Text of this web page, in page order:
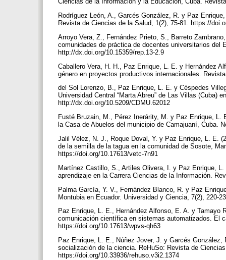
Rodríguez León, A., Garcés González, R. y Paz
Revista de Ciencias de la Salud, 1(2), 75-81. https://
Arroyo Vera, Z., Fernández Prieto, S., Barreto
comunidades de práctica de docentes universitarios del
http://dx.doi.org/10.15359/rep.13-2.9
Caballero Vera, H. H., Paz Enrique, L. E. y Hernández
género en proyectos productivos internacionales.
del Sol Lorenzo, B., Paz Enrique, L. E. y Céspedes
Universidad Central “Marta Abreu” de Las Villas (Cuba)
http://dx.doi.org/10.5209/CDMU.62012
Fusté Bruzain, M., Pérez Inerárity, M. y Paz Enrique, L.
la Casa de Abuelos del municipio de Camajuaní, Cuba.
Jalil Vélez, N. J., Roque Doval, Y. y Paz Enrique, L. E.
de la semilla de la tagua en la comunidad de Sosote,
https://doi.org/10.17613/vetc-7n91
Martínez Castillo, S., Artiles Olivera, I. y Paz Enrique,
aprendizaje en la Carrera Ciencias de la Información.
Palma García, Y. V., Fernández Blanco, R. y Paz
Montubia en Ecuador. Universidad y Ciencia, 7(2), 220-
Paz Enrique, L. E., Hernández Alfonso, E. A. y Tamayo
comunicación científica en sistemas automatizados. El
https://doi.org/10.17613/wpvs-qh63
Paz Enrique, L. E., Núñez Jover, J. y Garcés
socialización de la ciencia. ReHuSo: Revista de
https://doi.org/10.33936/rehuso.v3i2.1374